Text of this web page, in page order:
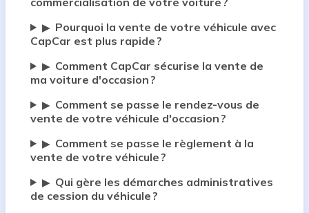
▶ Pourquoi la vente de votre véhicule avec
CapCar est plus rapide ?
▶ Comment CapCar sécurise la vente de
ma voiture d'occasion ?
▶ Comment se passe le rendez-vous de
vente de votre véhicule d'occasion ?
▶ Comment se passe le règlement à la
vente de votre véhicule ?
▶ Qui gère les démarches administratives
de cession du véhicule ?